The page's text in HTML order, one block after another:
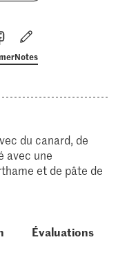
Notes
du canard, de
avec une
et de pâte de
Évaluations